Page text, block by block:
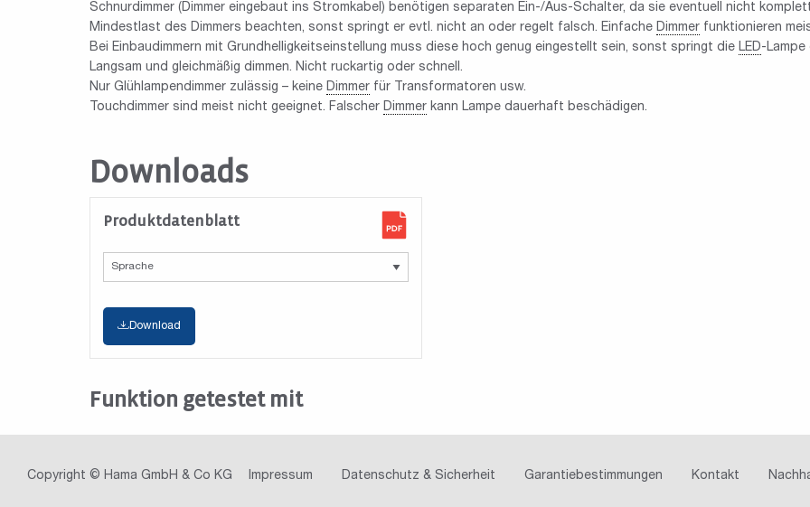
Schnurdimmer (Dimmer eingebaut ins Stromkabel) benötigen separaten Ein-/Aus-Schalter, da sie eventuell nicht
Mindestlast des Dimmers beachten, sonst springt er evtl. nicht an oder regelt falsch. Einfache Dimmer funktionieren
Bei Einbaudimmern mit Grundhelligkeitseinstellung muss diese hoch genug eingestellt sein, sonst springt die LED-Lampe
Langsam und gleichmäßig dimmen. Nicht ruckartig oder schnell.
Nur Glühlampendimmer zulässig – keine Dimmer für Transformatoren usw.
Touchdimmer sind meist nicht geeignet. Falscher Dimmer kann Lampe dauerhaft beschädigen.
Downloads
Produktdatenblatt
Download
Funktion getestet mit
Copyright © Hama GmbH & Co KG Impressum Datenschutz & Sicherheit Garantiebestimmungen Kontakt